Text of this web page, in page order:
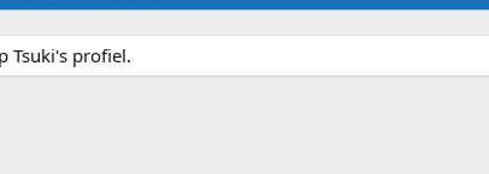
Tsuki's profiel.